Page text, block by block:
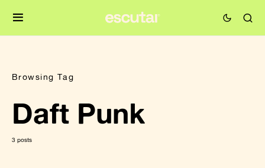
Browsing Tag
Daft Punk
3 posts